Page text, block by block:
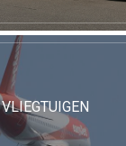
VLIEGTUIGEN